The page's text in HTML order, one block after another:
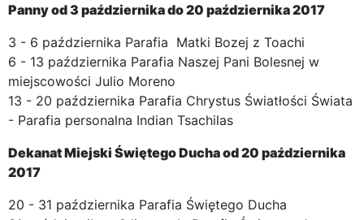
Panny od 3 października do 20 października2017
3 - 6 października Parafia Matki Bozej z Toachi
6 - 13 października Parafia Naszej Pani Bolesnej w
miejscowości Julio Moreno
13 - 20 października Parafia Chrystus Światłości Świata
- Parafia personalna Indian Tsachilas
Dekanat Miejski Świętego Ducha od 20 października
2017
20 - 31 października Parafia Świętego Ducha